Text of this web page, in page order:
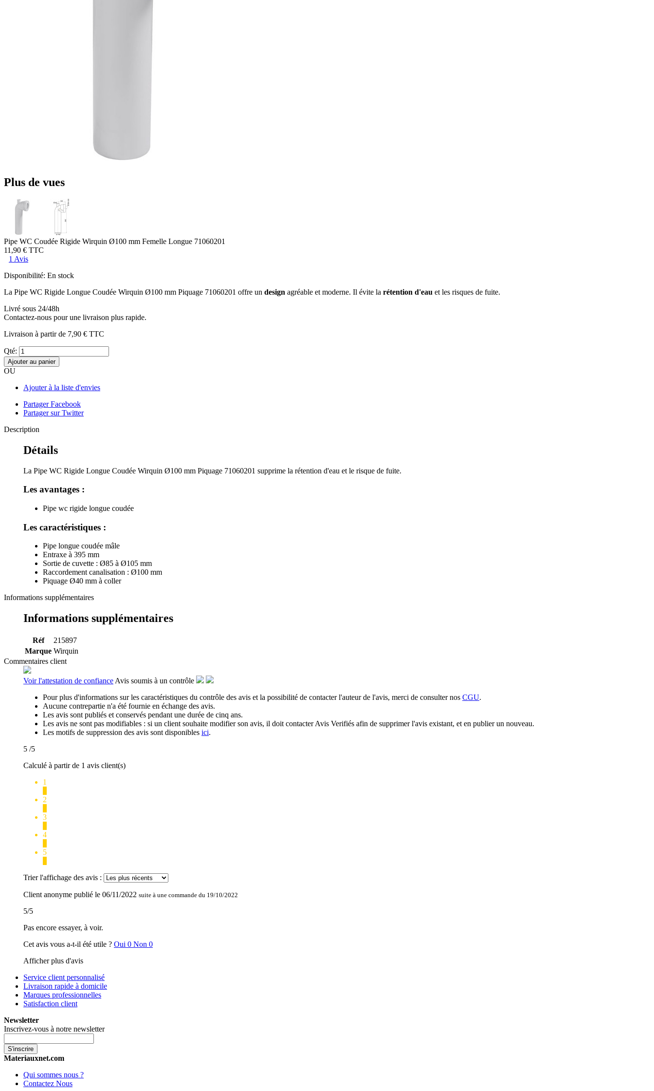
Plus de vues
Pipe WC Coudée Rigide Wirquin Ø100 mm Femelle Longue 71060201
11,90 € TTC
1 Avis
Disponibilité: En stock
La Pipe WC Rigide Longue Coudée Wirquin Ø100 mm Piquage 71060201 offre un design agréable et moderne. Il évite la rétention d'eau et les risques de fuite.
Livré sous 24/48h
Contactez-nous pour une livraison plus rapide.
Livraison à partir de 7,90 € TTC
Qté:
Ajouter au panier
OU
Ajouter à la liste d'envies
Partager Facebook
Partager sur Twitter
Description
Détails
La Pipe WC Rigide Longue Coudée Wirquin Ø100 mm Piquage 71060201 supprime la rétention d'eau et le risque de fuite.
Les avantages :
Pipe wc rigide longue coudée
Les caractéristiques :
Pipe longue coudée mâle
Entraxe à 395 mm
Sortie de cuvette : Ø85 à Ø105 mm
Raccordement canalisation : Ø100 mm
Piquage Ø40 mm à coller
Informations supplémentaires
Informations supplémentaires
Réf
215897
Marque Wirquin
Commentaires client
Voir l'attestation de confiance Avis soumis à un contrôle
Pour plus d'informations sur les caractéristiques du contrôle des avis et la possibilité de contacter l'auteur de l'avis, merci de consulter nos CGU.
Aucune contrepartie n'a été fournie en échange des avis.
Les avis sont publiés et conservés pendant une durée de cinq ans.
Les avis ne sont pas modifiables : si un client souhaite modifier son avis, il doit contacter Avis Verifiés afin de supprimer l'avis existant, et en publier un nouveau.
Les motifs de suppression des avis sont disponibles ici.
5 /5
Calculé à partir de 1 avis client(s)
1
2
3
4
5
Trier l'affichage des avis :
Client anonyme publié le 06/11/2022 suite à une commande du 19/10/2022
5/5
Pas encore essayer, à voir.
Cet avis vous a-t-il été utile ? Oui 0 Non 0
Afficher plus d'avis
Service client personnalisé
Livraison rapide à domicile
Marques professionnelles
Satisfaction client
Newsletter
Inscrivez-vous à notre newsletter
S'inscrire
Materiauxnet.com
Qui sommes nous ?
Contactez Nous